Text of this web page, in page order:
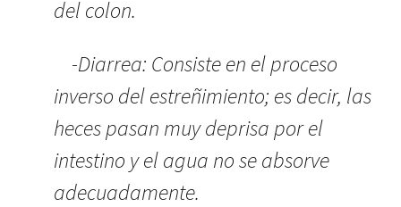
del colon.
-Diarrea: Consiste en el proceso
inverso del estreñimiento; es decir, las
heces pasan muy deprisa por el
intestino y el agua no se absorve
adecuadamente.